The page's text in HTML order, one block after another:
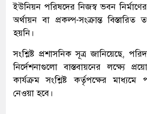
ইউনিয়ন পরিষদের নিজস্ব ভবন
অর্থায়ন বা প্রকল্প-সংক্রান্ত
হয়নি।
সংশ্লিষ্ট প্রশাসনিক সূত্র জানিয়েছে,
নির্দেশনাগুলো বাস্তবায়নের লক্ষ্যে
কার্যক্রম সংশ্লিষ্ট কর্তৃপক্ষের মাধ্যমে
নেওয়া হবে।